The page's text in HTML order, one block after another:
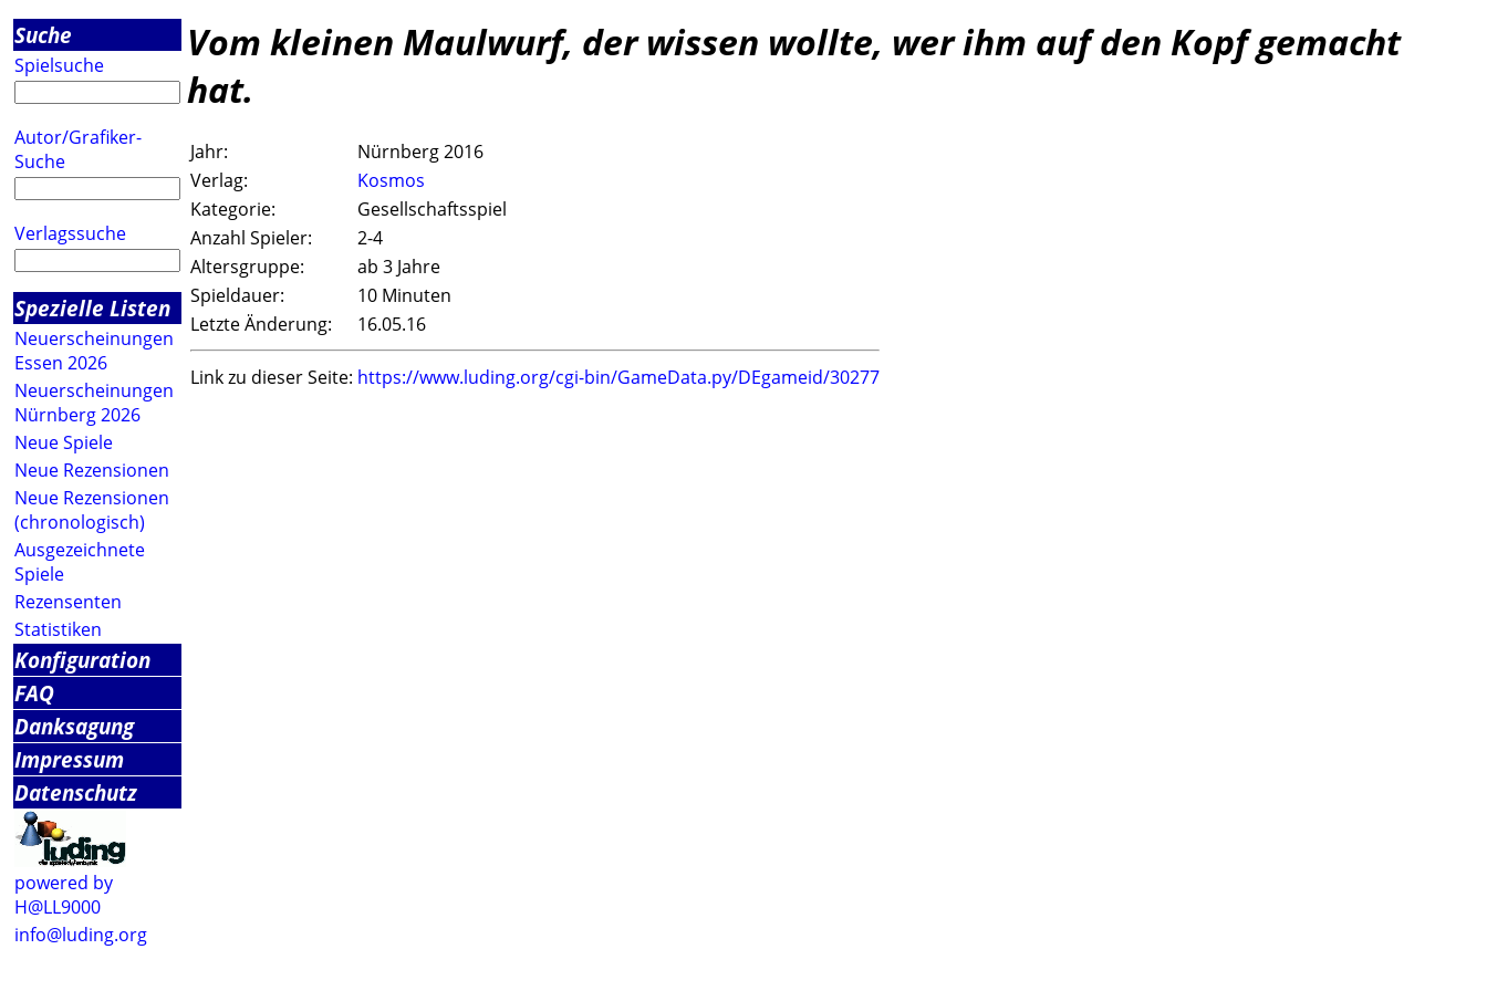
Suche
Spielsuche
Autor/Grafiker-
Suche
Verlagssuche
Spezielle Listen
Neuerscheinungen
Essen 2026
Neuerscheinungen
Nürnberg 2026
Neue Spiele
Neue Rezensionen
Neue Rezensionen
(chronologisch)
Ausgezeichnete
Spiele
Rezensenten
Statistiken
Konfiguration
FAQ
Danksagung
Impressum
Datenschutz
powered by
H@LL9000
info@luding.org
Vom kleinen Maulwurf, der wissen wollte, wer ihm auf den Kopf gemacht
hat.
Jahr:
Nürnberg 2016
Verlag:
Kosmos
Kategorie:
Gesellschaftsspiel
Anzahl Spieler:
2-4
Altersgruppe:
ab 3 Jahre
Spieldauer:
10 Minuten
Letzte Änderung:
16.05.16
Link zu dieser Seite: https://www.luding.org/cgi-bin/GameData.py/DEgameid/30277